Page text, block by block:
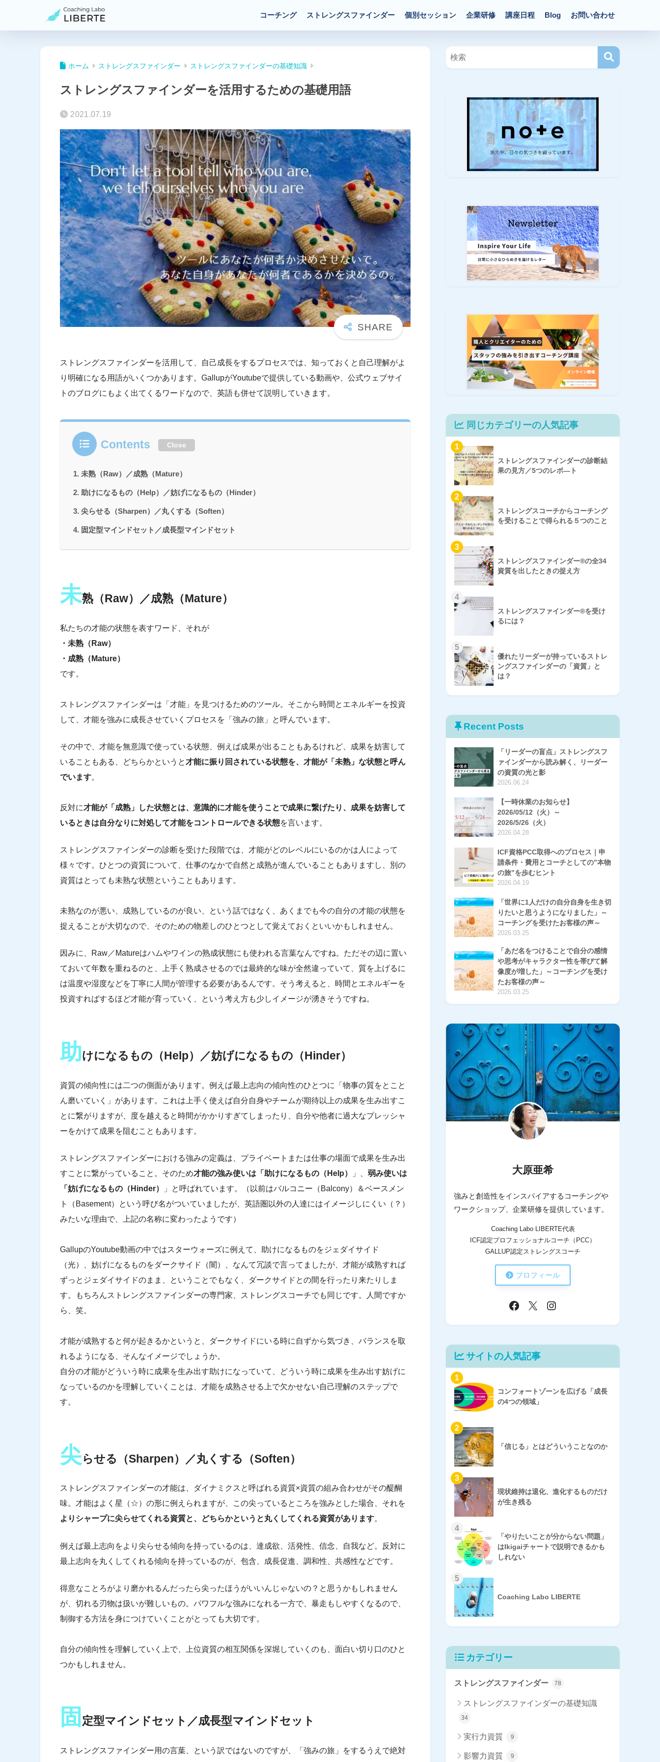
コーチング ストレングスファインダー 個別セッション 企業研修 講座日程 Blog お問い合わせ
ホーム ストレングスファインダー ストレングスファインダーの基礎知識
ストレングスファインダーを活用するための基礎用語
2021.07.19
ストレングスファインダーを活用して、自己成長をするプロセスでは、知っておくと自己理解がよ
り明確になる用語がいくつかあります。GallupがYoutubeで提供している動画や、公式ウェブサイ
トのブログにもよく出てくるワードなので、英語も併せて説明していきます。
Contents Close
未熟（Raw）／成熟（Mature）
助けになるもの（Help）／妨げになるもの（Hinder）
尖らせる（Sharpen）／丸くする（Soften）
固定型マインドセット／成長型マインドセット
未熟（Raw）／成熟（Mature）
私たちの才能の状態を表すワード、それが
・未熟（Raw）
・成熟（Mature）
です。
ストレングスファインダーは「才能」を見つけるためのツール。そこから時間とエネルギーを投資
して、才能を強みに成長させていくプロセスを「強みの旅」と呼んでいます。
その中で、才能を無意識で使っている状態、例えば成果が出ることもあるけれど、成果を妨害して
いることもある、どちらかというと 才能に振り回されている状態を、才能が「未熟」な状態と呼ん
でいます。
反対に才能が「成熟」した状態とは、意識的に才能を使うことで成果に繋げたり、成果を妨害して
いるときは自分なりに対処して才能をコントロールできる状態を言います。
ストレングスファインダーの診断を受けた段階では、才能がどのレベルにいるのかは人によって
様々です。ひとつの資質について、仕事のなかで自然と成熟が進んでいることもありますし、別の
資質はとっても未熟な状態ということもあります。
未熟なのが悪い、成熟しているのが良い、という話ではなく、あくまでも今の自分の才能の状態を
捉えることが大切なので、そのための物差しのひとつとして覚えておくといいかもしれません。
因みに、Raw／Matureはハムやワインの熟成状態にも使われる言葉なんですね。ただその辺に置い
ておいて年数を重ねるのと、上手く熟成させるのでは最終的な味が全然違っていて、質を上げるに
は温度や湿度などを丁寧に人間が管理する必要があるんです。そう考えると、時間とエネルギーを
投資すればするほど才能が育っていく、という考え方も少しイメージが湧きそうですね。
助けになるもの（Help）／妨げになるもの（Hinder）
資質の傾向性には二つの側面があります。例えば最上志向の傾向性のひとつに「物事の質をとこと
ん磨いていく」があります。これは上手く使えば自分自身やチームが期待以上の成果を生み出すこ
とに繋がりますが、度を越えると時間がかかりすぎてしまったり、自分や他者に過大なプレッシャ
ーをかけて成果を阻むこともあります。
ストレングスファインダーにおける強みの定義は、プライベートまたは仕事の場面で成果を生み出
すことに繋がっていること。そのため才能の強み使いは「助けになるもの（Help） 」、 弱み使いは
「妨げになるもの（Hinder）
」と呼ばれています。（以前はバルコニー（Balcony）＆ベースメン
ト（Basement）という呼び名がついていましたが、英語圏以外の人達にはイメージしにくい（？）
みたいな理由で、上記の名称に変わったようです）
GallupのYoutube動画の中ではスターウォーズに例えて、助けになるものをジェダイサイド
（光）、妨げになるものをダークサイド（闇）、なんて冗談で言ってましたが、才能が成熟すれば
ずっとジェダイサイドのまま、ということでもなく、ダークサイドとの間を行ったり来たりしま
す。もちろんストレングスファインダーの専門家、ストレングスコーチでも同じです。人間ですか
ら、笑。
才能が成熟すると何が起きるかというと、ダークサイドにいる時に自ずから気づき、バランスを取
れるようになる、そんなイメージでしょうか。
自分の才能がどういう時に成果を生み出す助けになっていて、どういう時に成果を生み出す妨げに
なっているのかを理解していくことは、才能を成熟させる上で欠かせない自己理解のステップで
す。
尖 らせる（Sharpen）／丸くする（Soften）
ストレングスファインダーの才能は、ダイナミクスと呼ばれる資質×資質の組み合わせがその醍醐
味。才能はよく星（☆）の形に例えられますが、この尖っているところを強みとした場合、それを
よりシャープに尖らせてくれる資質と、どちらかというと丸くしてくれる資質があります。
例えば最上志向をより尖らせる傾向を持っているのは、達成欲、活発性、信念、自我など。反対に
最上志向を丸くしてくれる傾向を持っているのが、包含、成長促進、調和性、共感性などです。
得意なことろがより磨かれるんだったら尖ったほうがいいんじゃないの？と思うかもしれません
が、切れる刃物は扱いが難しいもの。パワフルな強みになれる一方で、暴走もしやすくなるので、
制御する方法を身につけていくことがとっても大切です。
自分の傾向性を理解していく上で、上位資質の相互関係を深堀していくのも、面白い切り口のひと
つかもしれません。
固 定型マインドセット／成長型マインドセット
ストレングスファインダー用の言葉、という訳ではないのですが、「強みの旅」をするうえで絶対
同じカテゴリーの人気記事
1
ストレングスファインダーの診断結
果の見方／5つのレポ―ト
2
ストレングスコーチからコーチング
を受けることで得られる５つのこと
3
ストレングスファインダー®の全34
資質を出したときの捉え方
4
ストレングスファインダー®を受け
るには？
5
優れたリーダーが持っているストレ
ングスファインダーの「資質」と
は？
Recent Posts
「リーダーの盲点」ストレングスフ
ァインダーから読み解く、リーダー
の資質の光と影
2026.06.24
【一時休業のお知らせ】
2026/05/12（火）～
2026/5/26（火）
2026.04.28
ICF資格PCC取得へのプロセス｜申
請条件・費用とコーチとしての”本物
の旅”を歩むヒント
2026.04.19
「世界に1人だけの自分自身を生き切
りたいと思うようになりました」～
コーチングを受けたお客様の声～
2026.03.25
「あだ名をつけることで自分の感情
や思考がキャラクター性を帯びて解
像度が増した」～コーチングを受け
たお客様の声～
2026.03.25
大原亜希
強みと創造性をインスパイアするコーチングや
ワークショップ、企業研修を提供しています。
Coaching Labo LIBERTE代表
ICF認定プロフェッショナルコーチ（PCC）
GALLUP認定ストレングスコーチ
プロフィール
サイトの人気記事
1
コンフォートゾーンを広げる「成長
の4つの領域」
2
「信じる」とはどういうことなのか
3
現状維持は退化、進化するものだけ
が生き残る
4
「やりたいことが分からない問題」
はIkigaiチャートで説明できるかも
しれない
5
Coaching Labo LIBERTE
カテゴリー
ストレングスファインダー 78
ストレングスファインダーの基礎知識
34
実行力資質 9
影響力資質 9